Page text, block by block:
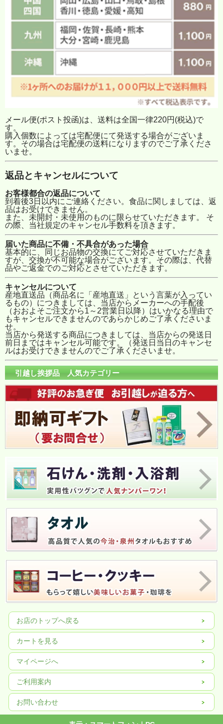
メール便(ポスト投函)は、送料は全国一律220円(税込)で
す。
購入個数によっては宅配便にて発送する場合がございま
す。その場合は宅配便の送料になりますのでご了承くださ
いませ。
返品とキャンセルについて
お客様都合の返品について
到着後3日以内にご連絡ください。食品に関しましては、返
品はお受けできません。
また、未開封・未使用のものに限らせていただきます。 そ
の際、当社規定のキャンセル手数料を頂きます。
届いた商品に不備・不具合があった場合
基本的に、同じお品物の交換にてご対応させていただきま
すが、交換が不可能な場合がございます。その際は、代替
品やご返金でのご対応とさせていただきます。
キャンセルについて
産地直送品（商品名に「産地直送」という言葉が入ってい
るもの）につきましては、当店からメーカーへの手配後
（おおよそご注文から1～2営業日以降）はいかなる理由で
もキャンセルできませんのであらかじめご了承くださいま
せ。
当店から発送する商品につきましては、当店からの発送日
前日まではキャンセル可能です。（発送日当日のキャンセ
ルはお受けできませんのでご了承くださいませ。
引越し挨拶品 人気カテゴリー
お店のトップへ戻る
カートを見る
マイページへ
ご利用案内
お問い合わせ